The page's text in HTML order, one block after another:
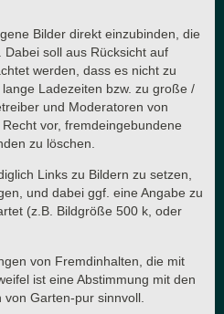
Bilder direkt einzubinden, die
soll aus Rücksicht auf
werden, dass es nicht zu
Ladezeiten bzw. zu große /
und Moderatoren von
vor, fremdeingebundene
zu löschen.
Links zu Bildern zu setzen,
und dabei ggf. eine Angabe zu
(z.B. Bildgröße 500 k, oder
von Fremdinhalten, die mit
ist eine Abstimmung mit den
Garten-pur sinnvoll.